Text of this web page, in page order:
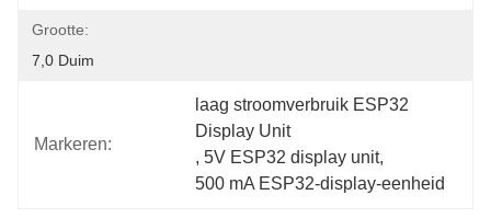
Grootte:
7,0 Duim
Markeren:
laag stroomverbruik ESP32
Display Unit
, 5V ESP32 display unit,
500 mA ESP32-display-eenheid